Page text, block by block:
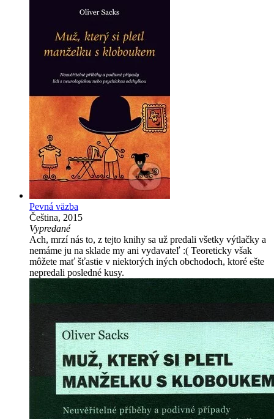
Pevná väzba
Čeština, 2015
Vypredané
Ach, mrzí nás to, z tejto knihy sa už predali všetky výtlačky a
nemáme ju na sklade my ani vydavateľ :( Teoreticky však
môžete mať šťastie v niektorých iných obchodoch, ktoré ešte
nepredali posledné kusy.